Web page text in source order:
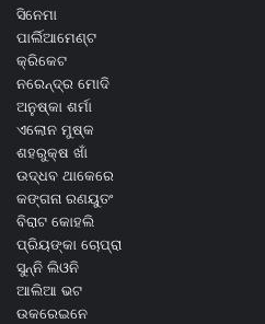
ସିନେମା
ପାର୍ଲିଆମେଣ୍ଟ
କ୍ରିକେଟ
ନରେନ୍ଦ୍ର ମୋଦି
ଅନୁଷ୍କା ଶର୍ମା
ଏଲୋନ ମୁଷ୍କ
ଶହରୁକ୍ଷ ଖାଁ
ଉଦ୍ଧବ ଥାକେରେ
କଙ୍ଗନା ରଣୟୁତଂ
ବିରାଟ କୋହଲି
ପ୍ରିୟଙ୍କା ଚୋପ୍ରା
ସୁନ୍ନି ଲିଓନି
ଆଲିଆ ଭଟ
ଉକରେଇନେ